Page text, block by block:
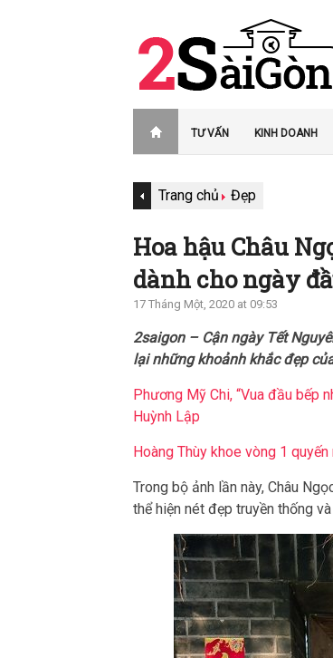
TƯ VẤN KINH DOANH
Trang chủ Đẹp
Hoa hậu Châu
dành cho ngày
17 Tháng Một, 2020 at 09:53
2saigon – Cận ngày Tết
lại những khoảnh khắc đẹp
Phương Mỹ Chi, “Vua đầu bếp
Huỳnh Lập
Hoàng Thùy khoe vòng 1
Trong bộ ảnh lần này, Châu
thể hiện nét đẹp truyền thống